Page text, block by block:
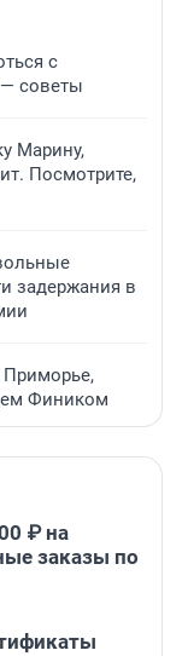
с
советы
Марину,
Посмотрите,
задержания в
Фиником
₽ на
заказы по